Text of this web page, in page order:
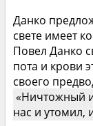
Данко
свете имеет
Повел Данко
пота и крови
своего
Ничтожный
нас и утомил,